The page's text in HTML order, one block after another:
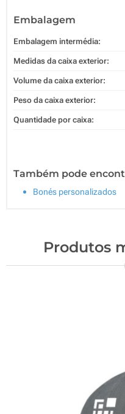
Embalagem
Embalagem intermédia:
Medidas da caixa exterior:
Volume da caixa exterior:
Peso da caixa exterior:
Quantidade por caixa:
Também pode
Bonés personalizados
Produtos